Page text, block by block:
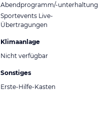
Abendprogramm/-unterhaltung
Sportevents Live-
Übertragungen
Klimaanlage
Nicht verfügbar
Sonstiges
Erste-Hilfe-Kasten